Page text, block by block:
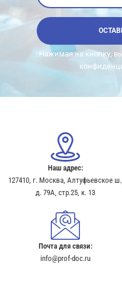
Нажимая на кнопку,
Наш адрес:
127410, г. Москва, Алтуфьевское ш.,
д. 79А, стр.25, к. 13​
Почта для связи:
info@prof-doc.ru